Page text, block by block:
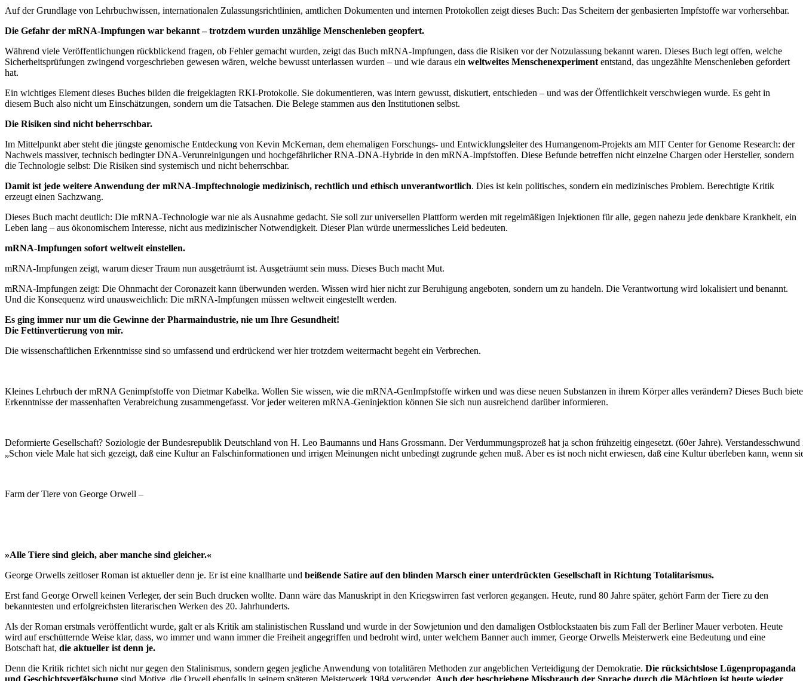
Auf der Grundlage von Lehrbuchwissen, internationalen Zulassungsrichtlinien, amtlichen Dokumenten und internen Protokollen zeigt dieses Buch: Das Scheitern der genbasierten Impfstoffe war vorhersehbar.
Die Gefahr der mRNA-Impfungen war bekannt – trotzdem wurden unzählige Menschenleben geopfert.
Während viele Veröffentlichungen rückblickend fragen, ob Fehler gemacht wurden, zeigt das Buch mRNA-Impfungen, dass die Risiken vor der Notzulassung bekannt waren. Dieses Buch legt offen, welche
Sicherheitsprüfungen zwingend vorgeschrieben gewesen wären, welche bewusst unterlassen wurden – und wie daraus ein weltweites Menschenexperiment entstand, das ungezählte Menschenleben gefordert
hat.
Ein wichtiges Element dieses Buches bilden die freigeklagten RKI-Protokolle. Sie dokumentieren, was intern gewusst, diskutiert, entschieden – und was der Öffentlichkeit verschwiegen wurde. Es geht in
diesem Buch also nicht um Einschätzungen, sondern um die Tatsachen. Die Belege stammen aus den Institutionen selbst.
Die Risiken sind nicht beherrschbar.
Im Mittelpunkt aber steht die jüngste genomische Entdeckung von Kevin McKernan, dem ehemaligen Forschungs- und Entwicklungsleiter des Humangenom-Projekts am MIT Center for Genome Research: der
Nachweis massiver, technisch bedingter DNA-Verunreinigungen und hochgefährlicher RNA-DNA-Hybride in den mRNA-Impfstoffen. Diese Befunde betreffen nicht einzelne Chargen oder Hersteller, sondern
die Technologie selbst: Die Risiken sind systemisch und nicht beherrschbar.
Damit ist jede weitere Anwendung der mRNA-Impftechnologie medizinisch, rechtlich und ethisch unverantwortlich. Dies ist kein politisches, sondern ein medizinisches Problem. Berechtigte Kritik
erzeugt einen Sachzwang.
Dieses Buch macht deutlich: Die mRNA-Technologie war nie als Ausnahme gedacht. Sie soll zur universellen Plattform werden mit regelmäßigen Injektionen für alle, gegen nahezu jede denkbare Krankheit, ein
Leben lang – aus ökonomischem Interesse, nicht aus medizinischer Notwendigkeit. Dieser Plan würde unermessliches Leid bedeuten.
mRNA-Impfungen sofort weltweit einstellen.
mRNA-Impfungen zeigt, warum dieser Traum nun ausgeträumt ist. Ausgeträumt sein muss. Dieses Buch macht Mut.
mRNA-Impfungen zeigt: Die Ohnmacht der Coronazeit kann überwunden werden. Wissen wird hier nicht zur Beruhigung angeboten, sondern um zu handeln. Die Verantwortung wird lokalisiert und benannt.
Und die Konsequenz wird unausweichlich: Die mRNA-Impfungen müssen weltweit eingestellt werden.
Es ging immer nur um die Gewinne der Pharmaindustrie, nie um Ihre Gesundheit!
Die Fettinvertierung von mir.
Die wissenschaftlichen Erkenntnisse sind so umfassend und erdrückend wer hier trotzdem weitermacht begeht ein Verbrechen.
Kleines Lehrbuch der mRNA Genimpfstoffe von Dietmar Kabelka. Wollen Sie wissen, wie die mRNA-GenImpfstoffe wirken und was diese neuen Substanzen in ihrem Körper alles verändern? Dieses Buch
Erkenntnisse der massenhaften Verabreichung zusammengefasst. Vor jeder weiteren mRNA-Geninjektion können Sie sich nun ausreichend darüber informieren.
Deformierte Gesellschaft? Soziologie der Bundesrepublik Deutschland von H. Leo Baumanns und Hans Grossmann. Der Verdummungsprozeß hat ja schon frühzeitig eingesetzt. (60er Jahre).
„Schon viele Male hat sich gezeigt, daß eine Kultur an Falschinformationen und irrigen Meinungen nicht unbedingt zugrunde gehen muß. Aber es ist noch nicht erwiesen, daß eine Kultur überleben kann,
Farm der Tiere von George Orwell –
»Alle Tiere sind gleich, aber manche sind gleicher.«
George Orwells zeitloser Roman ist aktueller denn je. Er ist eine knallharte und beißende Satire auf den blinden Marsch einer unterdrückten Gesellschaft in Richtung Totalitarismus.
Erst fand George Orwell keinen Verleger, der sein Buch drucken wollte. Dann wäre das Manuskript in den Kriegswirren fast verloren gegangen. Heute, rund 80 Jahre später, gehört Farm der Tiere zu den
bekanntesten und erfolgreichsten literarischen Werken des 20. Jahrhunderts.
Als der Roman erstmals veröffentlicht wurde, galt er als Kritik am stalinistischen Russland und wurde in der Sowjetunion und den damaligen Ostblockstaaten bis zum Fall der Berliner Mauer verboten. Heute
wird auf erschütternde Weise klar, dass, wo immer und wann immer die Freiheit angegriffen und bedroht wird, unter welchem Banner auch immer, George Orwells Meisterwerk eine Bedeutung und eine
Botschaft hat, die aktueller ist denn je.
Denn die Kritik richtet sich nicht nur gegen den Stalinismus, sondern gegen jegliche Anwendung von totalitären Methoden zur angeblichen Verteidigung der Demokratie. Die rücksichtslose Lügenpropaganda